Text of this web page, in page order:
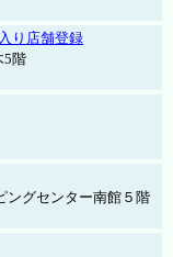
り店舗登録
5階
グセンター南館５階